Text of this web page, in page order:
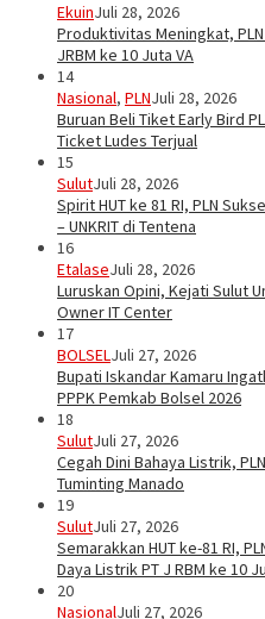
EkuinJuli 28, 2026
Produktivitas Meningkat,
JRBM ke 10 Juta VA
14
Nasional, PLNJuli 28, 2026
Buruan Beli Tiket Early Bird
Ticket Ludes Terjual
15
SulutJuli 28, 2026
Spirit HUT ke 81 RI, PLN
– UNKRIT di Tentena
16
EtalaseJuli 28, 2026
Luruskan Opini, Kejati Sulut
Owner IT Center
17
BOLSELJuli 27, 2026
Bupati Iskandar Kamaru
PPPK Pemkab Bolsel 2026
18
SulutJuli 27, 2026
Cegah Dini Bahaya Listrik,
Tuminting Manado
19
SulutJuli 27, 2026
Semarakkan HUT ke-81 RI,
Daya Listrik PT J RBM ke 10
20
NasionalJuli 27, 2026